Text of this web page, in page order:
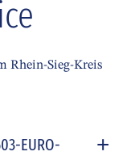
Rhein-Sieg-Kreis
EURO-